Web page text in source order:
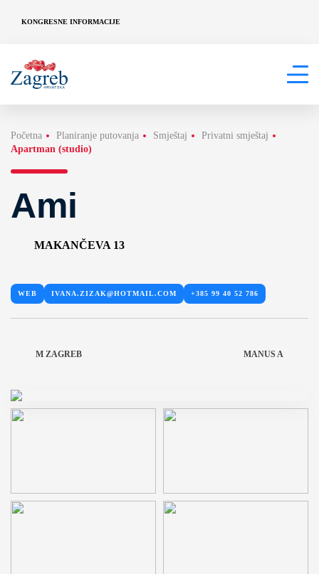
KONGRESNE INFORMACIJE
Početna Planiranje putovanja Smještaj
Privatni smještaj
Apartman (studio)
Ami
MAKANČEVA 13
WEB IVANA.ZIZAK@HOTMAIL.COM +385 99 40 52 786
M ZAGREB MANUS A